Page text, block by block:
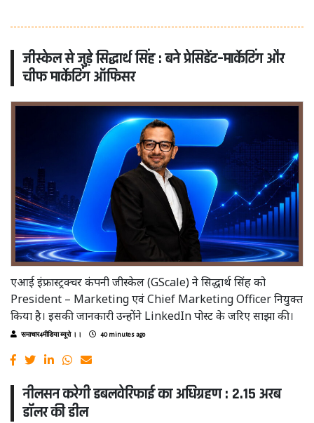
जीस्केल से जुड़े सिद्धार्थ सिंह : बने प्रेसिडेंट–मार्केटिंग और
चीफ मार्केटिंग ऑफिसर
एआई इंफ्रास्ट्रक्चर कंपनी जीस्केल (GScale) ने सिद्धार्थ सिंह को
President – Marketing एवं Chief Marketing Officer नियुक्त
किया है। इसकी जानकारी उन्होंने LinkedIn पोस्ट के जरिए साझा की।
समाचार4मीडिया ब्यूरो ।। 40 minutes ago
नीलसन करेगी डबलवेरिफाई का अधिग्रहण : 2.15 अरब
डॉलर की डील